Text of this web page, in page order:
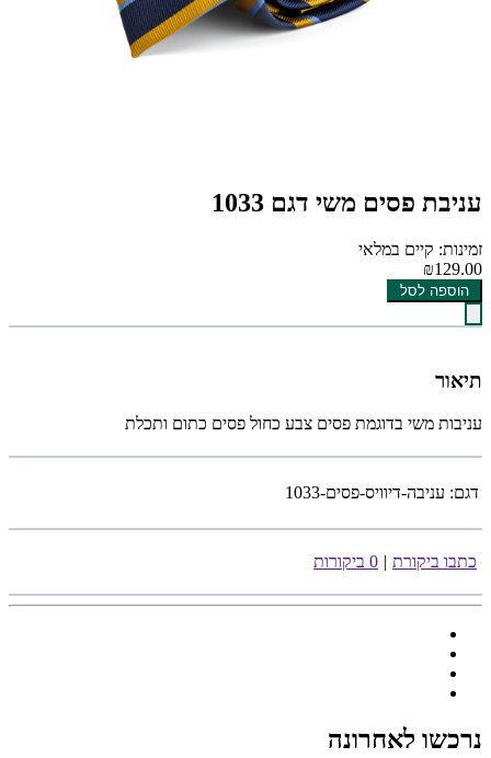
עניבת פסים משי דגם 1033
זמינות: קיים במלאי
₪129.00
הוספה לסל
תיאור
עניבות משי בדוגמת פסים צבע כחול פסים כתום ותכלת
דגם: עניבה-דיוויס-פסים-1033
כתבו ביקורת | 0 ביקורות
נרכשו לאחרונה